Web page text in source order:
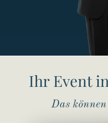
Ihr Event
Das